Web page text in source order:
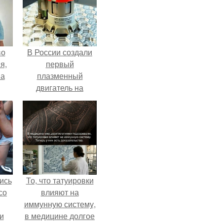
В России создали
первый
плазменный
двигатель на
криптоне.
То, что татуировки
влияют на
иммунную систему,
в медицине долгое